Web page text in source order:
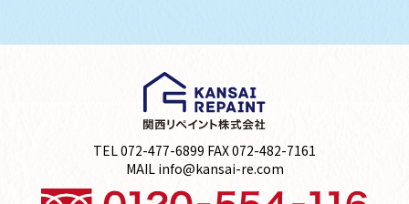
TEL 072-477-6899 FAX 072-482-7161
MAIL info@kansai-re.com